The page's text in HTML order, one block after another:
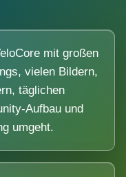
mit großen
vielen Bildern,
täglichen
Aufbau und
umgeht.